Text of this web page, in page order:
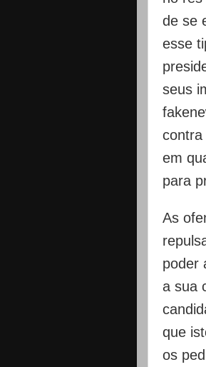
de se
esse
seus
contra
em
para
As
poder
a sua
que
os